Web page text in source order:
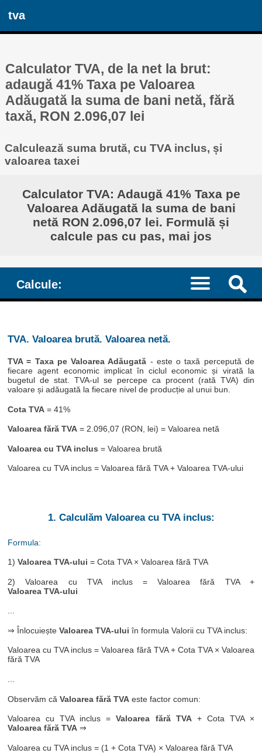
tva
Calculator TVA, de la net la brut:
adaugă 41% Taxa pe Valoarea
Adăugată la suma de bani netă, fără
taxă, RON 2.096,07 lei
Calculează suma brută, cu TVA inclus, și
valoarea taxei
Calculator TVA: Adaugă 41% Taxa pe
Valoarea Adăugată la suma de bani
netă RON 2.096,07 lei. Formulă și
calcule pas cu pas, mai jos
Calcule:
TVA. Valoarea brută. Valoarea netă.
TVA = Taxa pe Valoarea Adăugată - este o taxă percepută de
fiecare agent economic implicat în ciclul economic și virată la
bugetul de stat. TVA-ul se percepe ca procent (rată TVA) din
valoare și adăugată la fiecare nivel de producție al unui bun.
Cota TVA = 41%
Valoarea fără TVA = 2.096,07 (RON, lei) = Valoarea netă
Valoarea cu TVA inclus = Valoarea brută
Valoarea cu TVA inclus = Valoarea fără TVA + Valoarea TVA-ului
1. Calculăm Valoarea cu TVA inclus:
Formula:
1)Valoarea TVA-ului = Cota TVA × Valoarea fără TVA
2) Valoarea cu TVA inclus = Valoarea fără TVA +
Valoarea TVA-ului
...
⇒ ÎnlocuieșteValoarea TVA-ului în formula Valorii cu TVA inclus:
Valoarea cu TVA inclus = Valoarea fără TVA + Cota TVA × Valoarea
fără TVA
Observăm căValoarea fără TVA este factor comun:
Valoarea cu TVA inclus =Valoarea fără TVA+ Cota TVA ×
Valoarea fără TVA ⇒
Valoarea cu TVA inclus = (1 + Cota TVA) × Valoarea fără TVA